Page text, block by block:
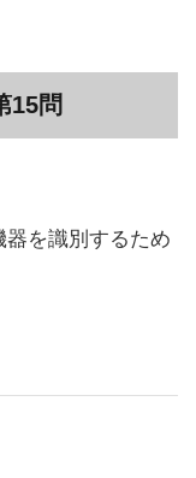
15問
を識別するため